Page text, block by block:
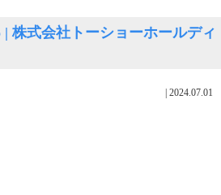
| 株式会社トーショーホールディ
2024.07.01